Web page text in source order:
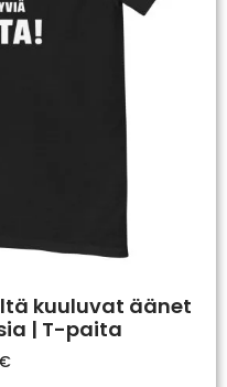
kuuluvat äänet
| T-paita
€